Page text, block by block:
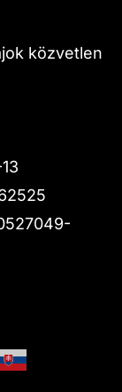
közvetlen